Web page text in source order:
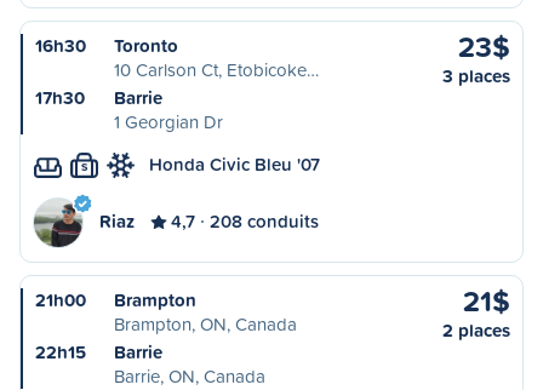
16h30
Toronto
10 Carlson Ct, Etobicoke…
17h30
Barrie
1 Georgian Dr
23$
3 places
S Honda Civic Bleu '07
Riaz 4,7 208 conduits
21h00
Brampton
Brampton, ON, Canada
22h15
Barrie
Barrie, ON, Canada
21$
2 places